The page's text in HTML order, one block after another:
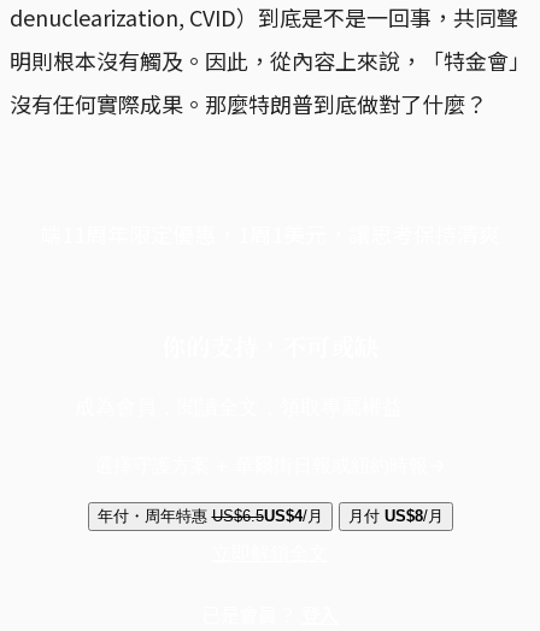
denuclearization, CVID）到底是不是一回事，共同聲
明則根本沒有觸及。因此，從內容上來說，「特金會」
沒有任何實際成果。那麼特朗普到底做對了什麼？
年付・周年特惠 US$6.5US$4/月 月付 US$8/月